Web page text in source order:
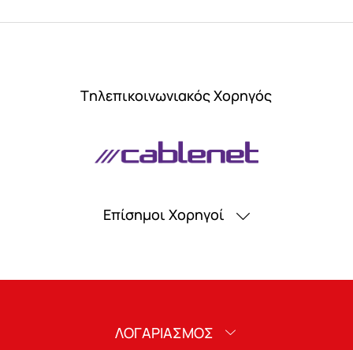
Tηλεπικοινωνιακός Xορηγός
Επίσημοι Χορηγοί
ΛΟΓΑΡΙΑΣΜΟΣ